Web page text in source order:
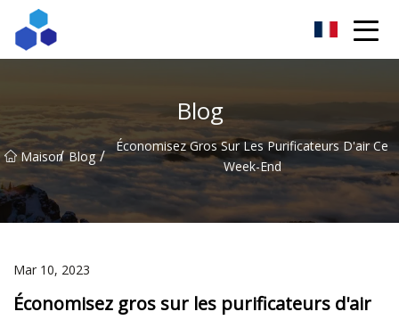
Blog
Maison/ Blog /
Économisez Gros Sur Les Purificateurs D'air Ce
Week-End
Mar 10, 2023
Économisez gros sur les purificateurs d'air